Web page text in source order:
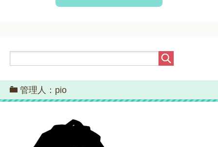
管理人：pio